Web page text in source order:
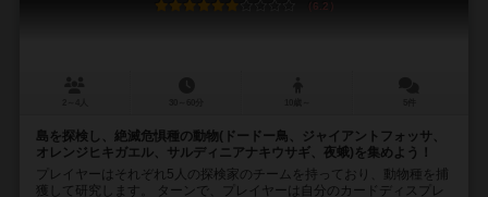
6.2
島を探検し、絶滅危惧種の動物(ドードー鳥、ジャイアントフォッサ、
オレンジヒキガエル、サルディニアナキウサギ、夜蛾)を集めよう！
プレイヤーはそれぞれ5人の探検家のチームを持っており、動物種を捕
獲して研究します。 ターンで、プレイヤーは自分のカードディスプレ